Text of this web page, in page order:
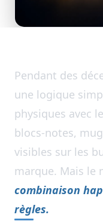
Pendant des
une logique
physiques avec
blocs-notes,
visibles sur les
marque. Mais le
combinaison
règles.